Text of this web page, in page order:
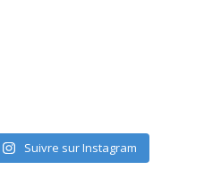
Suivre sur Instagram